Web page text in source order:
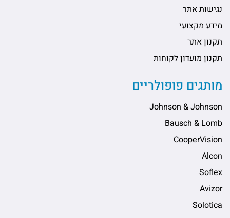
נגישות אתר
מידע מקצועי
תקנון אתר
תקנון מועדון לקוחות
מותגים פופולריים
Johnson & Johnson
Bausch & Lomb
CooperVision
Alcon
Soflex
Avizor
Solotica